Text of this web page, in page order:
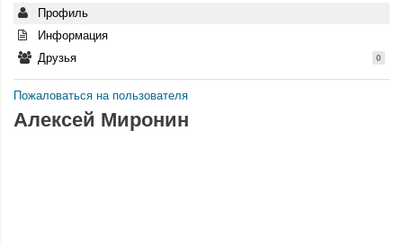
Профиль
Информация
Друзья
0
Пожаловаться на пользователя
Алексей Миронин